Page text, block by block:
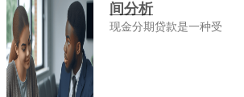
间分析
现金分期贷款是一种受